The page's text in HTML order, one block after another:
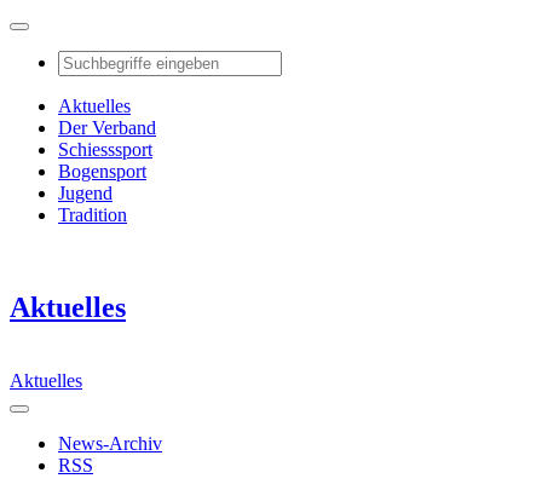
Aktuelles
Der Verband
Schiesssport
Bogensport
Jugend
Tradition
Aktuelles
Aktuelles
News-Archiv
RSS